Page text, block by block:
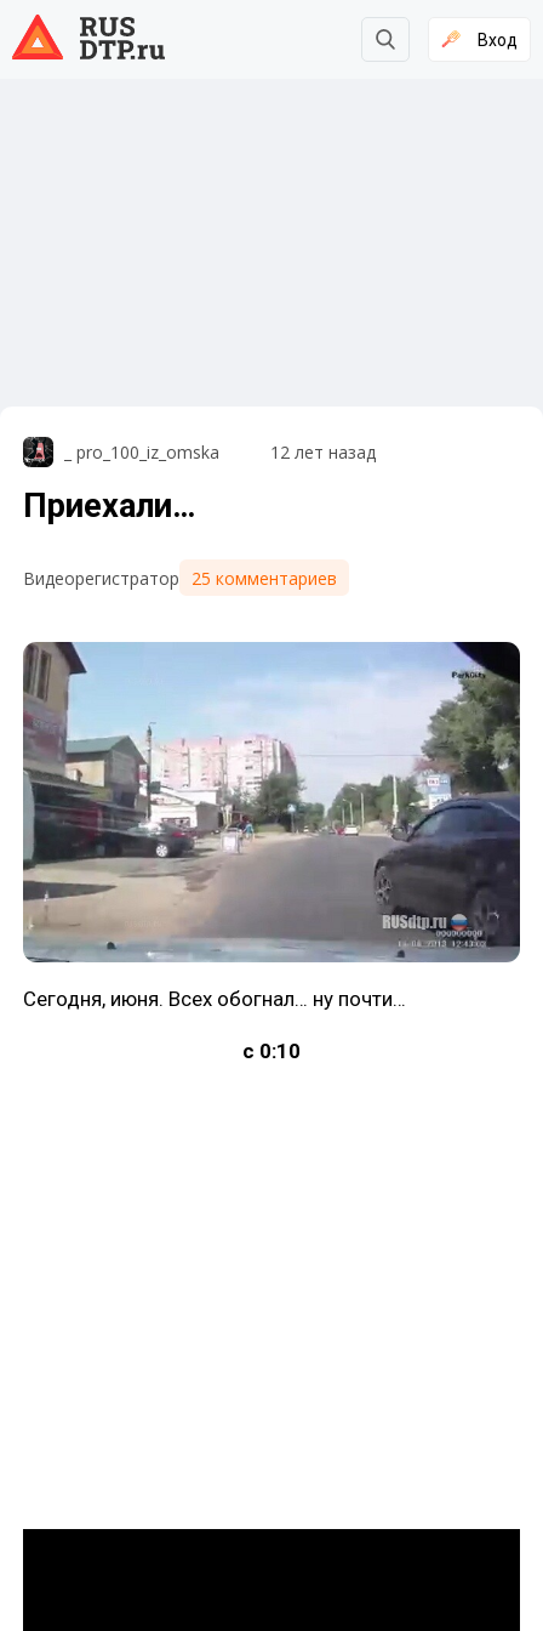
Вход
_ pro_100_iz_omska 12 лет назад
Приехали…
Видеорегистратор 25 комментариев
Сегодня, июня. Всех обогнал… ну почти…
с 0:10